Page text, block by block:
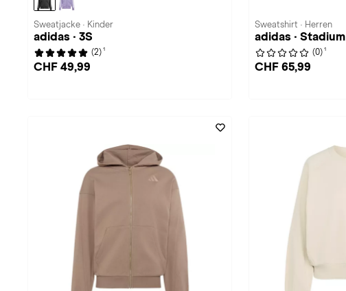
Sweatjacke · Kinder
adidas · 3S
(2) 1
CHF 49,99
Sweatshirt · Herren
adidas · Stadium
(0) 1
CHF 65,99